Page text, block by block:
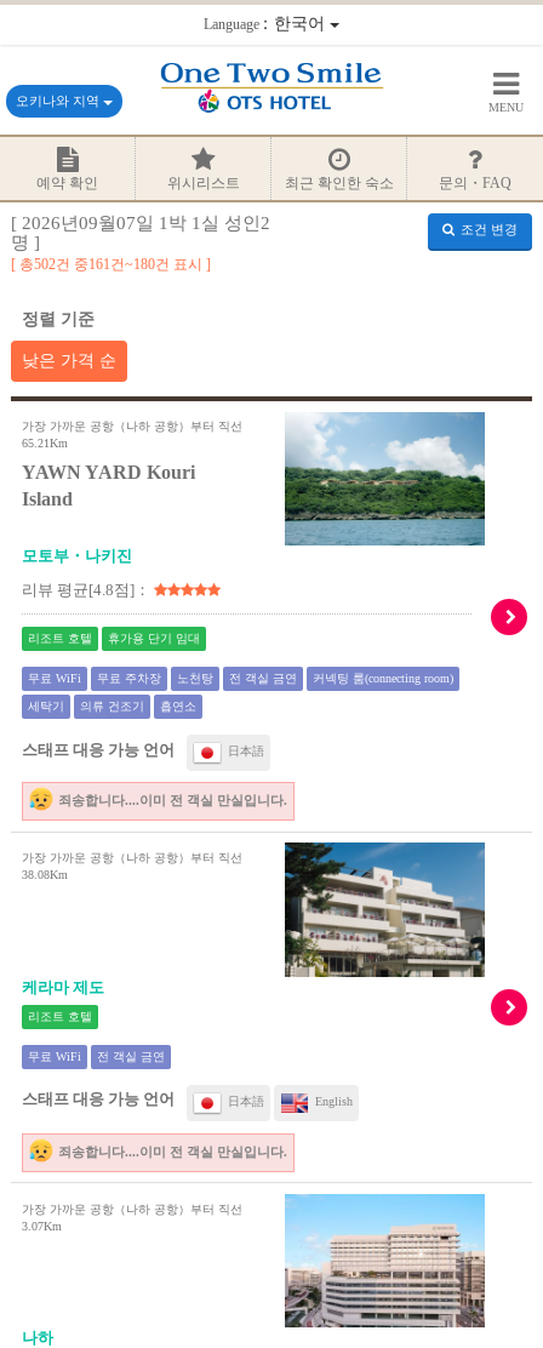
Language：한국어
오키나와 지역 MENU
예약 확인 위시리스트 최근 확인한 숙소 문의・FAQ
[ 2026년09월07일 1박 1실 성인2
명 ]
총502건 중161건~180건 표시
조건 변경
정렬 기준
낮은 가격 순
가장 가까운 공항（나하 공항）부터 직선
65.21Km
YAWN YARD Kouri
Island
모토부・나키진
리뷰 평균[4.8점]：
리조트 호텔 휴가용 단기 임대
무료 WiFi 무료 주차장 노천탕 전 객실 금연 커넥팅 룸(connecting room)
세탁기 의류 건조기 흡연소
스태프 대응 가능 언어 日本語
죄송합니다....이미 전 객실 만실입니다.
가장 가까운 공항（나하 공항）부터 직선
38.08Km
케라마 제도
리조트 호텔
무료 WiFi 전 객실 금연
스태프 대응 가능 언어 日本語 English
죄송합니다....이미 전 객실 만실입니다.
가장 가까운 공항（나하 공항）부터 직선
3.07Km
나하